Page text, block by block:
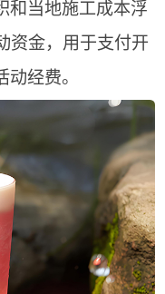
和当地施工成本浮
资金，用于支付开
经费。